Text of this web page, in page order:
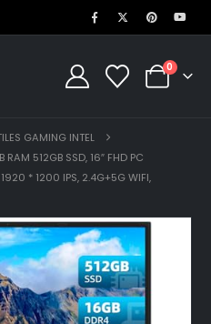
0
GAMING INTEL
RAM 512GB SSD, 16″ FHD PC
1920 * 1200 IPS, 2.4G+5G WIFI,